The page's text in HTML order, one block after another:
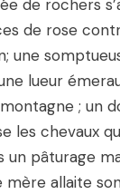
de rochers
de rose
une
lueur
; un
les chevaux
un pâturage
mère allaite